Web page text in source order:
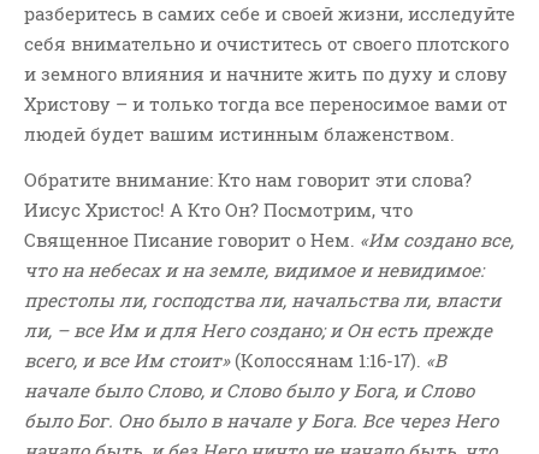
разберитесь в самих себе и своей жизни, исследуйте
себя внимательно и очиститесь от своего плотского
и земного влияния и начните жить по духу и слову
Христову – и только тогда все переносимое вами от
людей будет вашим истинным блаженством.
Обратите внимание: Кто нам говорит эти слова?
Иисус Христос! А Кто Он? Посмотрим, что
Священное Писание говорит о Нем. «Им создано все,
что на небесах и на земле, видимое и невидимое:
престолы ли, господства ли, начальства ли, власти
ли, – все Им и для Него создано; и Он есть прежде
всего, и все Им стоит»(Колоссянам 1:16-17). «В
начале было Слово, и Слово было у Бога, и Слово
было Бог. Оно было в начале у Бога. Все через Него